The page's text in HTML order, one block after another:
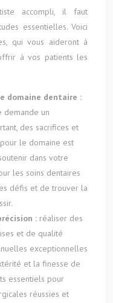
accompli, il faut
essentielles. Voici
qui vous aideront à
à vos patients les
domaine dentaire :
demande un
des sacrifices et
le domaine est
dans votre
les soins dentaires
défis et de trouver la
: réaliser des
et de qualité
exceptionnelles
et la finesse de
essentiels pour
réussies et